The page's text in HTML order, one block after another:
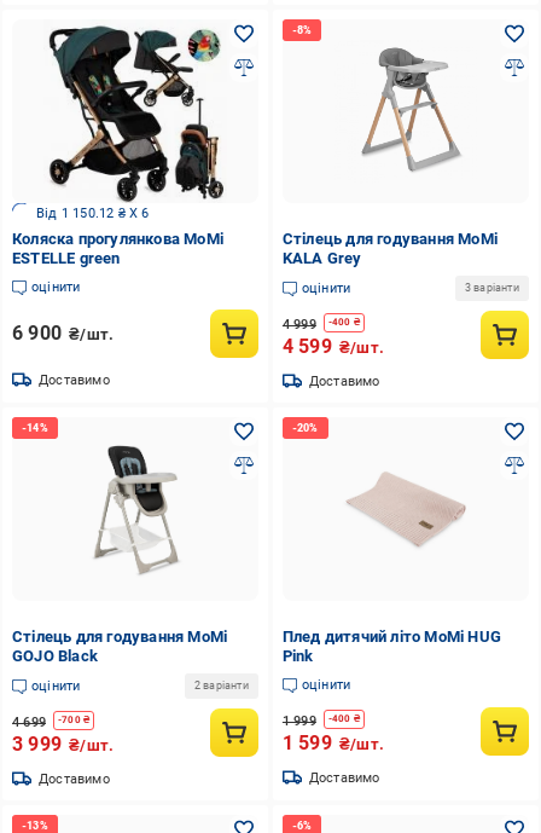
Від 1 150.12 ₴ X 6
Коляска прогулянкова MoMi
ESTELLE green
оцінити
6 900 ₴/шт.
Доставимо
Стілець для годування MoMi
KALA Grey
оцінити 3 варіанти
4 999 -400 ₴
4 599 ₴/шт.
Доставимо
Стілець для годування MoMi
GOJO Black
оцінити 2 варіанти
4 699 -700₴
3 999 ₴/шт.
Доставимо
Плед дитячий літо MoMi HUG
Pink
оцінити
1 999 -400 ₴
1 599 ₴/шт.
Доставимо